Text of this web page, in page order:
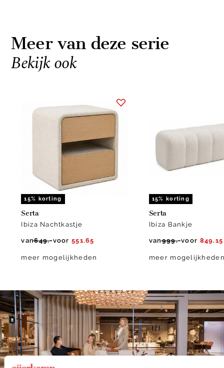
Meer van deze serie
Bekijk ook
15% korting
Serta
Ibiza Nachtkastje
van649.-voor 551.65
meer mogelijkheden
15% korting
Serta
Ibiza Bankje
van999.-voor 849.15
meer